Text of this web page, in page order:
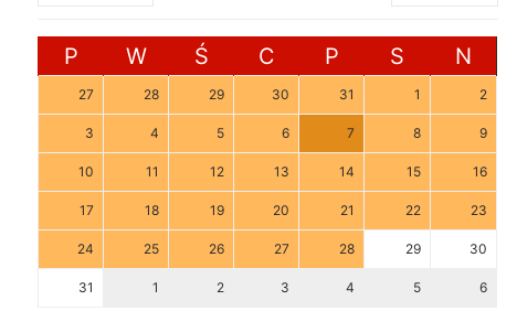
P W Ś C P S N
27 28 29 30 31 1 2
3 4 5 6 7 8 9
10 11 12 13 14 15 16
17 18 19 20 21 22 23
24 25 26 27 28 29 30
31 1 2 3 4 5 6